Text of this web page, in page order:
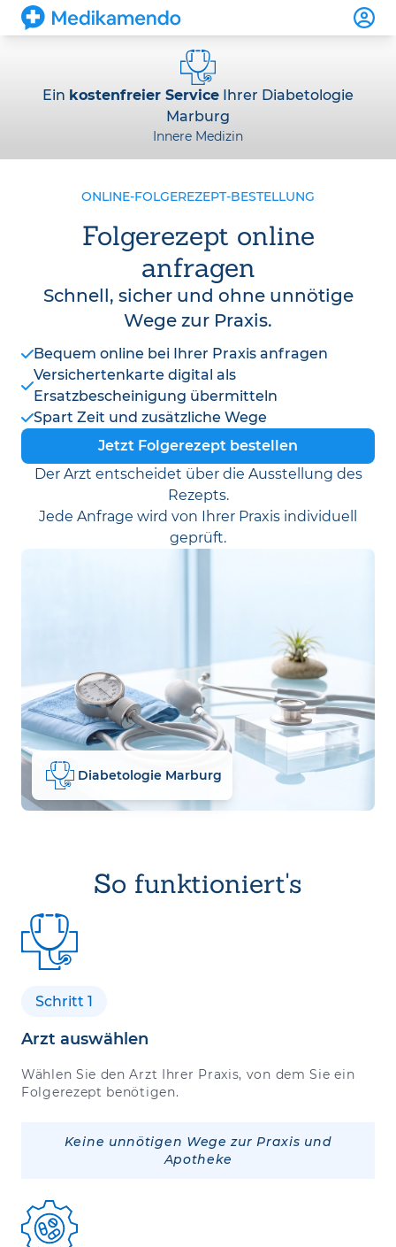
Ein kostenfreier Service Ihrer Diabetologie
Marburg
Innere Medizin
ONLINE-FOLGEREZEPT-BESTELLUNG
Folgerezept online
anfragen
Schnell, sicher und ohne unnötige
Wege zur Praxis.
Bequem online bei Ihrer Praxis anfragen
Versichertenkarte digital als
Ersatzbescheinigung übermitteln
Spart Zeit und zusätzliche Wege
Jetzt Folgerezept bestellen
Der Arzt entscheidet über die Ausstellung des
Rezepts.
Jede Anfrage wird von Ihrer Praxis individuell
geprüft.
Diabetologie Marburg
So funktioniert's
Schritt 1
Arzt auswählen
Wählen Sie den Arzt Ihrer Praxis, von dem Sie ein
Folgerezept benötigen.
Keine unnötigen Wege zur Praxis und
Apotheke